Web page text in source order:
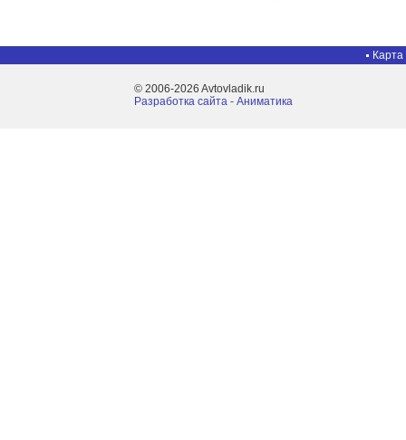
Карта
© 2006-2026 Avtovladik.ru
Разработка сайта - Aниматика